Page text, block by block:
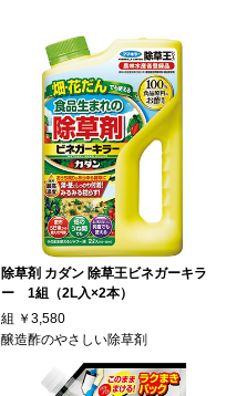
除草剤 カダン 除草王ビネガーキラ
ー 1組（2L入×2本）
組 ￥3,580
醸造酢のやさしい除草剤